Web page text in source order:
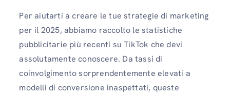
Per aiutarti a creare le tue strategie di marketing
per il 2025, abbiamo raccolto le statistiche
pubblicitarie più recenti su TikTok che devi
assolutamente conoscere. Da tassi di
coinvolgimento sorprendentemente elevati a
modelli di conversione inaspettati, queste